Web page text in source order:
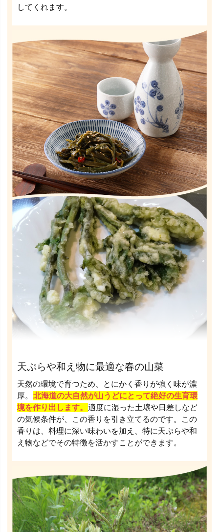
してくれます。
天ぷらや和え物に最適な春の山菜
天然の環境で育つため、とにかく香りが強く味が濃
厚。 北海道の大自然が山うどにとって絶好の生育環
境を作り出します。 適度に湿った土壌や日差しなど
の気候条件が、この香りを引き立てるのです。この
香りは、料理に深い味わいを加え、特に天ぷらや和
え物などでその特徴を活かすことができます。